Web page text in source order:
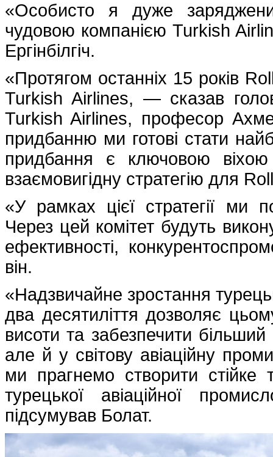
«Особисто я дуже
чудовою компанією Turkish
Ергінбілгіч.
«Протягом останніх 15 років
Turkish Airlines, — сказав
Turkish Airlines, професор
придбанню ми готові стати
придбання є ключовою
взаємовигідну стратегію для
«У рамках цієї стратегії ми
Через цей комітет будуть
ефективності,
він.
«Надзвичайне зростання
два десятиліття дозволяє
висоти та забезпечити
але й у світову авіаційну
ми прагнемо створити
турецької авіаційної
підсумував Болат.